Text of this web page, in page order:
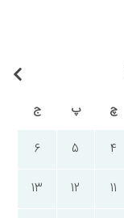
چ پ ج
4
5
6
11
12
13